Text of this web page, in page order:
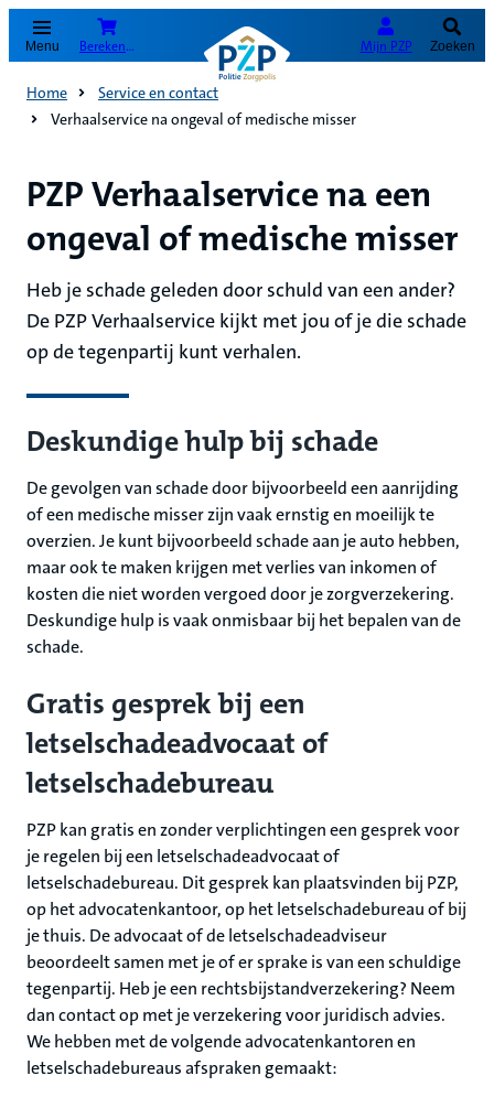
Menu Bereken je premie Mijn PZP Zoeken
Home
Service en contact
Verhaalservice na ongeval of medische misser
PZP Verhaalservice na een
ongeval of medische misser
Heb je schade geleden door schuld van een ander?
De PZP Verhaalservice kijkt met jou of je die schade
op de tegenpartij kunt verhalen.
Deskundige hulp bij schade
De gevolgen van schade door bijvoorbeeld een aanrijding
of een medische misser zijn vaak ernstig en moeilijk te
overzien. Je kunt bijvoorbeeld schade aan je auto hebben,
maar ook te maken krijgen met verlies van inkomen of
kosten die niet worden vergoed door je zorgverzekering.
Deskundige hulp is vaak onmisbaar bij het bepalen van de
schade.
Gratis gesprek bij een
letselschadeadvocaat of
letselschadebureau
PZP kan gratis en zonder verplichtingen een gesprek voor
je regelen bij een letselschadeadvocaat of
letselschadebureau. Dit gesprek kan plaatsvinden bij PZP,
op het advocatenkantoor, op het letselschadebureau of bij
je thuis. De advocaat of de letselschadeadviseur
beoordeelt samen met je of er sprake is van een schuldige
tegenpartij. Heb je een rechtsbijstandverzekering? Neem
dan contact op met je verzekering voor juridisch advies.
We hebben met de volgende advocatenkantoren en
letselschadebureaus afspraken gemaakt: